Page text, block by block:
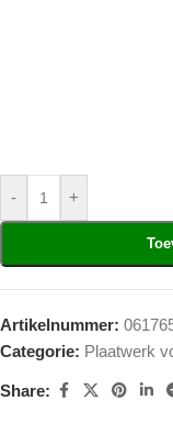
- +
Artikelnummer:
Categorie: Plaatwerk
Share: